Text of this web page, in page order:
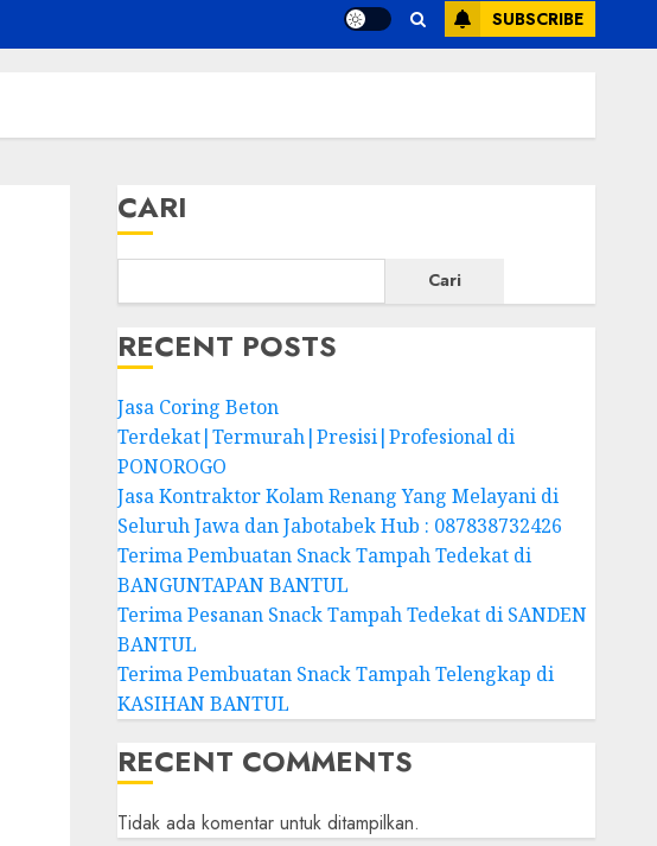
SUBSCRIBE
CARI
Cari
RECENT POSTS
Jasa Coring Beton
Terdekat|Termurah|Presisi|Profesional di
PONOROGO
Jasa Kontraktor Kolam Renang Yang Melayani di
Seluruh Jawa dan Jabotabek Hub : 087838732426
Terima Pembuatan Snack Tampah Tedekat di
BANGUNTAPAN BANTUL
Terima Pesanan Snack Tampah Tedekat di SANDEN
BANTUL
Terima Pembuatan Snack Tampah Telengkap di
KASIHAN BANTUL
RECENT COMMENTS
Tidak ada komentar untuk ditampilkan.